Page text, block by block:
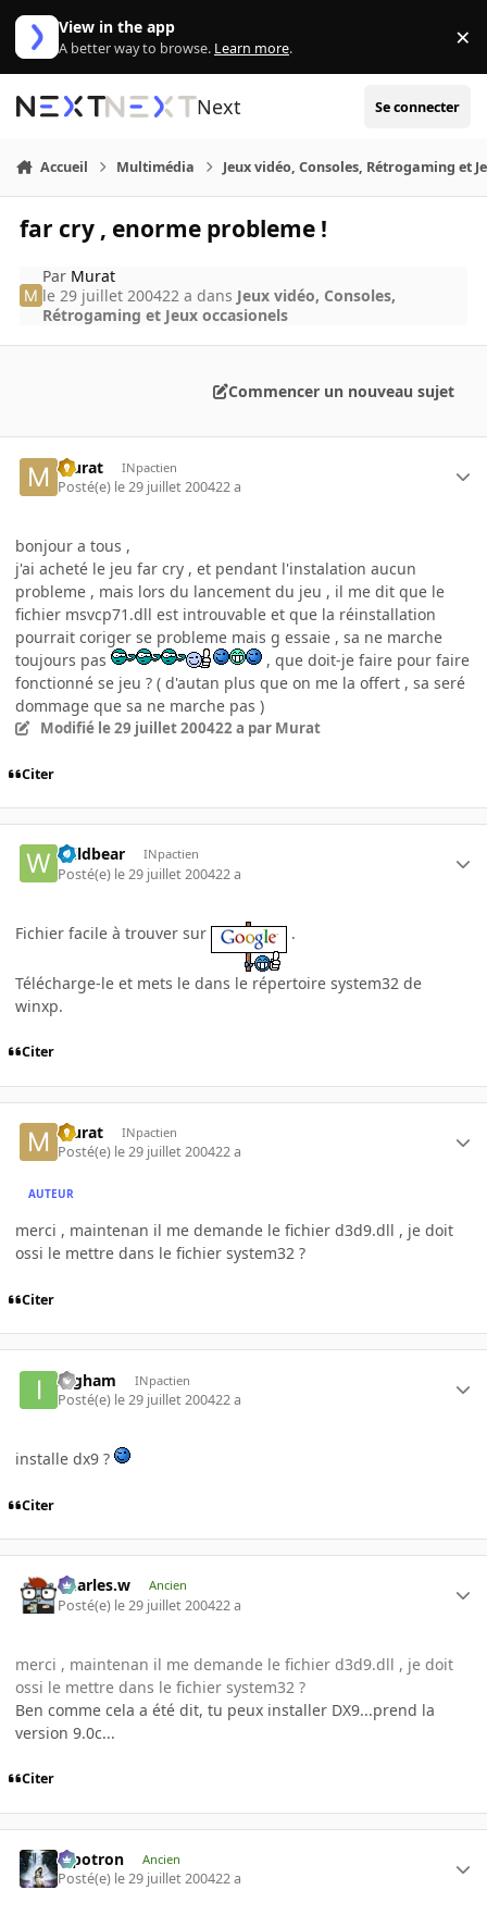
Aller au contenu
View in the app
A better way to browse. Learn more. ×
Next Se connecter
Accueil Multimédia Jeux vidéo, Consoles, Rétrogaming et
far cry , enorme probleme !
Par Murat
le 29 juillet 200422 a dans Jeux vidéo, Consoles,
Rétrogaming et Jeux occasionels
Commencer un nouveau sujet
Murat INpactien
Posté(e) le 29 juillet 200422 a
bonjour a tous ,
j'ai acheté le jeu far cry , et pendant l'instalation aucun
probleme , mais lors du lancement du jeu , il me dit que le
fichier msvcp71.dll est introuvable et que la réinstallation
pourrait coriger se probleme mais g essaie , sa ne marche
toujours pas
, que doit-je faire pour faire
fonctionné se jeu ? ( d'autan plus que on me la offert , sa seré
dommage que sa ne marche pas )
Modifié le 29 juillet 200422 a par Murat
Citer
Wildbear INpactien
Posté(e) le 29 juillet 200422 a
Fichier facile à trouver sur .
Télécharge-le et mets le dans le répertoire system32 de
winxp.
Citer
Murat INpactien
Posté(e) le 29 juillet 200422 a
AUTEUR
merci , maintenan il me demande le fichier d3d9.dll , je doit
ossi le mettre dans le fichier system32 ?
Citer
Ingham INpactien
Posté(e) le 29 juillet 200422 a
installe dx9 ?
Citer
Charles.w Ancien
Posté(e) le 29 juillet 200422 a
merci , maintenan il me demande le fichier d3d9.dll , je doit
ossi le mettre dans le fichier system32 ?
Ben comme cela a été dit, tu peux installer DX9...prend la
version 9.0c...
Citer
Pipotron Ancien
Posté(e) le 29 juillet 200422 a